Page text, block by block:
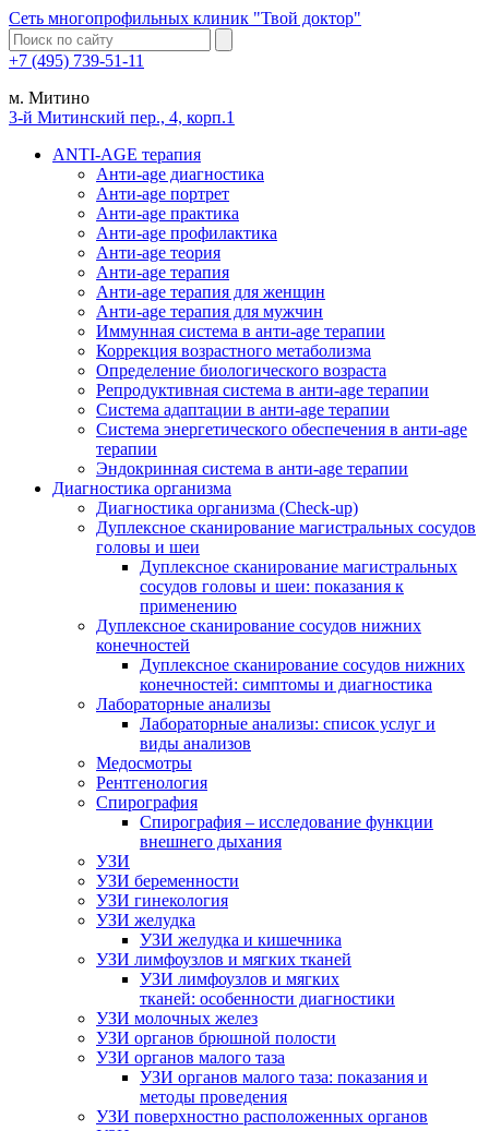
Сеть многопрофильных клиник "Твой доктор"
+7 (495) 739-51-11
м. Митино
3-й Митинский пер., 4, корп.1
ANTI-AGE терапия
Анти-age диагностика
Анти-age портрет
Анти-age практика
Анти-age профилактика
Анти-age теория
Анти-age терапия
Анти-age терапия для женщин
Анти-age терапия для мужчин
Иммунная система в анти-age терапии
Коррекция возрастного метаболизма
Определение биологического возраста
Репродуктивная система в анти-age терапии
Система адаптации в анти-age терапии
Система энергетического обеспечения в анти-age
терапии
Эндокринная система в анти-age терапии
Диагностика организма
Диагностика организма (Check-up)
Дуплексное сканирование магистральных сосудов
головы и шеи
Дуплексное сканирование магистральных
сосудов головы и шеи: показания к
применению
Дуплексное сканирование сосудов нижних
конечностей
Дуплексное сканирование сосудов нижних
конечностей: симптомы и диагностика
Лабораторные анализы
Лабораторные анализы: список услуг и
виды анализов
Медосмотры
Рентгенология
Спирография
Спирография – исследование функции
внешнего дыхания
УЗИ
УЗИ беременности
УЗИ гинекология
УЗИ желудка
УЗИ желудка и кишечника
УЗИ лимфоузлов и мягких тканей
УЗИ лимфоузлов и мягких
тканей: особенности диагностики
УЗИ молочных желез
УЗИ органов брюшной полости
УЗИ органов малого таза
УЗИ органов малого таза: показания и
методы проведения
УЗИ поверхностно расположенных органов